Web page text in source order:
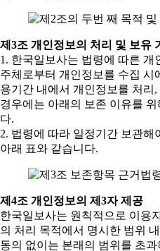
제3조 개인정보의 처리 및 보유
1. 한국일보사는 법령에 따른 개
주체로부터 개인정보를 수집 시
용기간 내에서 개인정보를 처리
경우에는 아래의 보존 이유를
다.
2. 법령에 따라 일정기간 보관
아래 표와 같습니다.
제4조 개인정보의 제3자 제공
한국일보사는 원칙적으로 이용
의 처리 목적에서 명시한 범위
동의 없이는 본래의 범위를 초